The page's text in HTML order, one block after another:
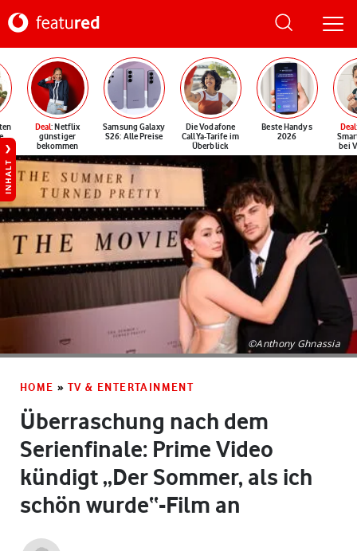
Deal: Netflix
günstiger
bekommen
Samsung Galaxy
S26: Alle Preise
Die Vodafone
CallYa-Tarife im
Überblick
Beste Handys
2026
Deal
bei
INHALT
©Anthony Ghnassia
HOME » TV & ENTERTAINMENT
Überraschung nach dem
Serienfinale: Prime Video
kündigt „Der Sommer, als ich
schön wurde“-Film an